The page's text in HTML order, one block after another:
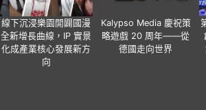
線下沉浸樂園開闢國漫
全新增長曲線，IP 實景
化成產業核心發展新方
向
Kalypso Media 慶祝策
略遊戲 20 周年——從
德國走向世界